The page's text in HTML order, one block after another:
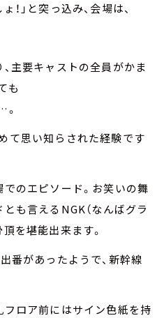
！」と突っ込み、会場は、
主要キャストの全員がかま
も
て思い知らされた経験です
でのエピソード。お笑いの舞
も言えるNGK（なんばグラ
を堪能出来ます。
番があったようで、新幹線
フロア前にはサイン色紙を持